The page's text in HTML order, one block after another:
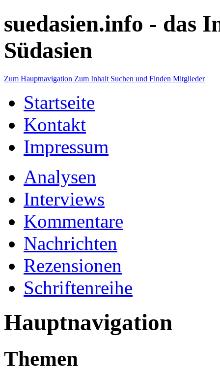
suedasien.info - das
Südasien
Zum Hauptnavigation Zum Inhalt Suchen und Finden Mitglieder
Startseite
Kontakt
Impressum
Analysen
Interviews
Kommentare
Nachrichten
Rezensionen
Schriftenreihe
Hauptnavigation
Themen